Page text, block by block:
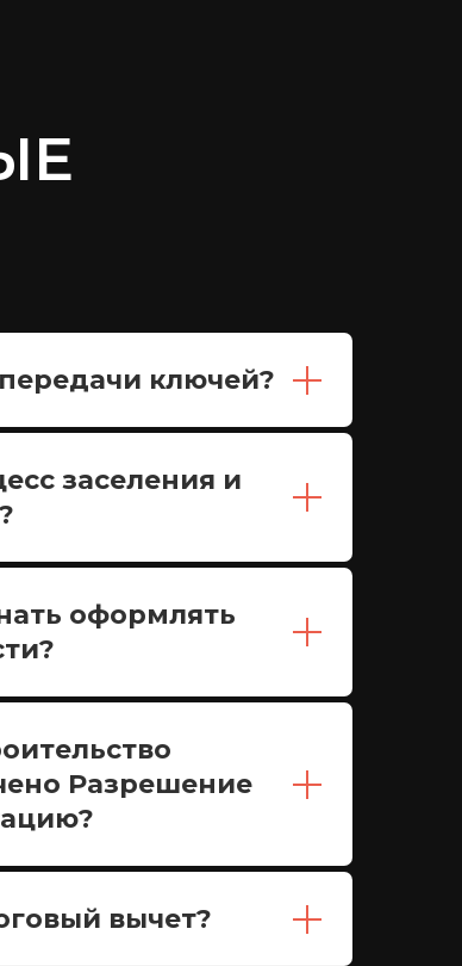
ключей?
заселения и
оформлять
Разрешение
вычет?